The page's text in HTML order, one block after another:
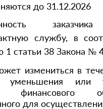
до 31.12.2026
службу, в
1 статьи 38 Закона №
измениться в
уменьшения или
финансового
для